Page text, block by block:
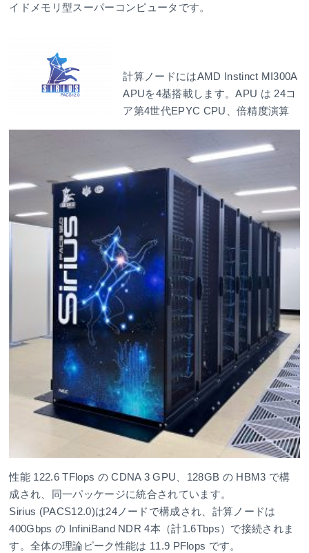
イドメモリ型スーパーコンピュータです。
計算ノードにはAMD Instinct MI300A
APUを4基搭載します。APU は 24コ
ア第4世代EPYC CPU、倍精度演算
性能 122.6 TFlops の CDNA 3 GPU、128GB の HBM3 で構
成され、同一パッケージに統合されています。
Sirius (PACS12.0)は24ノードで構成され、計算ノードは
400Gbps の InfiniBand NDR 4本（計1.6Tbps）で接続されま
す。全体の理論ピーク性能は 11.9 PFlops です。